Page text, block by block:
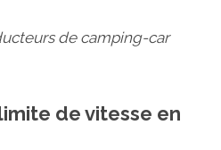
de camping-car
de vitesse en